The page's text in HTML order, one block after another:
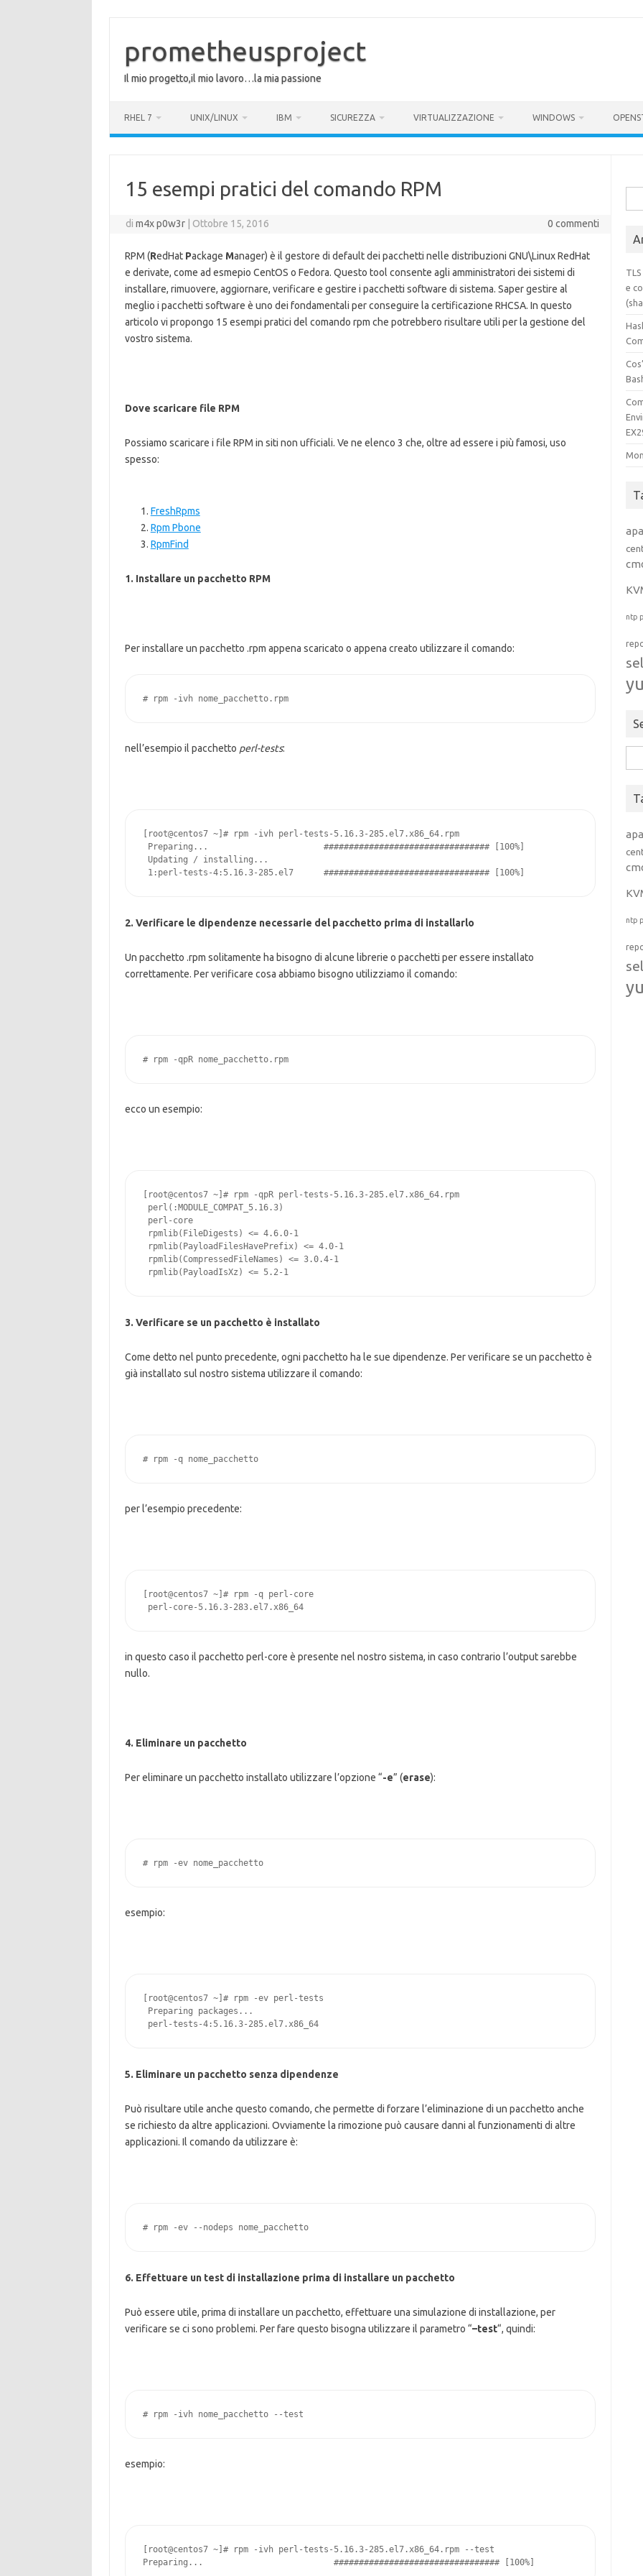
prometheusproject
Il mio progetto,il mio lavoro…la mia passione
RHEL 7 UNIX/LINUX IBM SICUREZZA VIRTUALIZZAZIONE WINDOWS
15 esempi pratici del comando RPM
dim4x p0w3r Ottobre 15, 2016 0 commenti
RPM (RedHat Package Manager) è il gestore di default dei pacchetti nelle distribuzioni GNU\Linux RedHat
e derivate, come ad esmepio CentOS o Fedora. Questo tool consente agli amministratori dei sistemi di
installare, rimuovere, aggiornare, verificare e gestire i pacchetti software di sistema. Saper gestire al
meglio i pacchetti software è uno dei fondamentali per conseguire la certificazione RHCSA. In questo
articolo vi propongo 15 esempi pratici del comando rpm che potrebbero risultare utili per la gestione del
vostro sistema.
Dove scaricare file RPM
Possiamo scaricare i file RPM in siti non ufficiali. Ve ne elenco 3 che, oltre ad essere i più famosi, uso
spesso:
FreshRpms
Rpm Pbone
RpmFind
1. Installare un pacchetto RPM
Per installare un pacchetto .rpm appena scaricato o appena creato utilizzare il comando:
# rpm -ivh nome_pacchetto.rpm
nell’esempio il pacchetto perl-tests:
[root@centos7 ~]# rpm -ivh perl-tests-5.16.3-285.el7.x86_64.rpm
Preparing...                       ################################# [100%]
Updating / installing...
1:perl-tests-4:5.16.3-285.el7      ################################# [100%]
2. Verificare le dipendenze necessarie del pacchetto prima di installarlo
Un pacchetto .rpm solitamente ha bisogno di alcune librerie o pacchetti per essere installato
correttamente. Per verificare cosa abbiamo bisogno utilizziamo il comando:
# rpm -qpR nome_pacchetto.rpm
ecco un esempio:
[root@centos7 ~]# rpm -qpR perl-tests-5.16.3-285.el7.x86_64.rpm
perl(:MODULE_COMPAT_5.16.3)
perl-core
rpmlib(FileDigests) <= 4.6.0-1
rpmlib(PayloadFilesHavePrefix) <= 4.0-1
rpmlib(CompressedFileNames) <= 3.0.4-1
rpmlib(PayloadIsXz) <= 5.2-1
3. Verificare se un pacchetto è installato
Come detto nel punto precedente, ogni pacchetto ha le sue dipendenze. Per verificare se un pacchetto è
già installato sul nostro sistema utilizzare il comando:
# rpm -q nome_pacchetto
per l’esempio precedente:
[root@centos7 ~]# rpm -q perl-core
perl-core-5.16.3-283.el7.x86_64
in questo caso il pacchetto perl-core è presente nel nostro sistema, in caso contrario l’output sarebbe
nullo.
4. Eliminare un pacchetto
Per eliminare un pacchetto installato utilizzare l’opzione “-e” (erase):
# rpm -ev nome_pacchetto
esempio:
[root@centos7 ~]# rpm -ev perl-tests
Preparing packages...
perl-tests-4:5.16.3-285.el7.x86_64
5. Eliminare un pacchetto senza dipendenze
Può risultare utile anche questo comando, che permette di forzare l’eliminazione di un pacchetto anche
se richiesto da altre applicazioni. Ovviamente la rimozione può causare danni al funzionamenti di altre
applicazioni. Il comando da utilizzare è:
# rpm -ev --nodeps nome_pacchetto
6. Effettuare un test di installazione prima di installare un pacchetto
Può essere utile, prima di installare un pacchetto, effettuare una simulazione di installazione, per
verificare se ci sono problemi. Per fare questo bisogna utilizzare il parametro “–test“, quindi:
# rpm -ivh nome_pacchetto --test
esempio:
[root@centos7 ~]# rpm -ivh perl-tests-5.16.3-285.el7.x86_64.rpm --test
Preparing...                          ################################# [100%]
per:
e
ntp
per:
ntp